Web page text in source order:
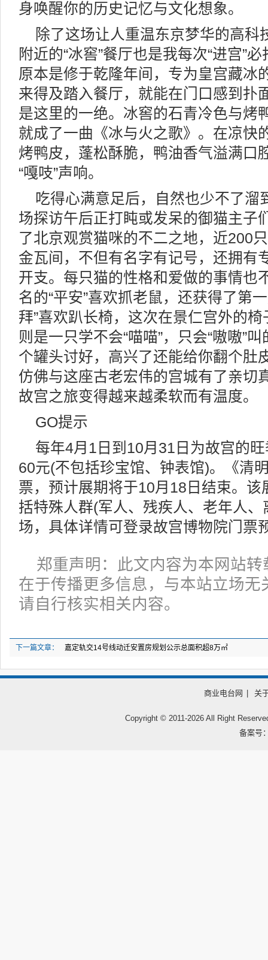
身唤醒你的历史记忆与文化想象。
除了这场让人重温东京梦华的高科
附近的“冰窖”餐厅也是我每次“进宫”
原本是修于乾隆年间，专为皇宫藏冰
来得及踏入餐厅，就能在门口感到扑
是这里的一绝。冰窖的石青冷色与烤
就成了一曲《冰与火之歌》。在凉快
烤鸭皮，蓬松酥脆，鸭油香气溢满口
“嘎吱”声响。
吃得心满意足后，自然也少不了溜
场探访午后正打盹或发呆的御猫主子
了北京观赏猫咪的不二之地，近200
金瓦间，不但有名字有记号，还拥有
开支。每只猫的性格和爱做的事情也
名的“平安”喜欢抓老鼠，还获得了第
拜”喜欢趴长椅，这次在景仁宫外的椅
则是一只学不会“喵喵”，只会“嗷嗷”
个罐头讨好，高兴了还能给你翻个
仿佛与这座古老宏伟的宫城有了亲切
故宫之旅变得越来越柔软而有温
GO提示
每年4月1日到10月31日为故宫的
60元(不包括珍宝馆、钟表馆)。《清
票，预计展期将于10月18日结束。该
括特殊人群(军人、残疾人、老年人
场，具体详情可登录故宫博物院门票
郑重声明：此文内容为本网站
在于传播更多信息，与本站立场
请自行核实相关内容。
下一篇文章： 嘉定轨交14号线动迁安置房规划公示总面积超8万㎡
商业电台网 关
Copyright © 2011-2026 All Right
备案号